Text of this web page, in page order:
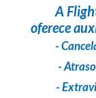
A
oferece
-
-
-